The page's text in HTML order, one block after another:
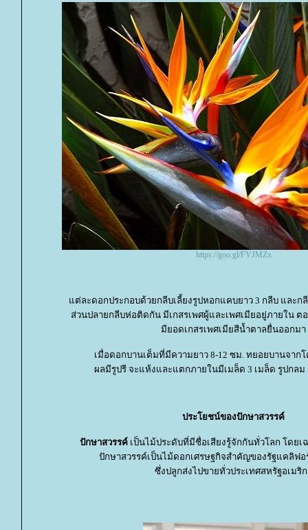
https://goo.gl/FVJMZx
ต่ละดอกประกอบด้วยกลีบเลี้ยงรูปหอกแคบยาว 3 กลีบ และก
ส่วนปลายกลีบห่อติดกัน มีเกสรเพศผู้และเพศเมียอยู่ภายใน ต
มียอดเกสรเพศเมียสีน้ำตาลยื่นออกมา
เมื่อดอกบานเต็มที่มีความยาว 8-12 ซม. ทยอยบานจาก
ผลมีรูปรี จะแห้งและแตกภายในมีเมล็ด 3 เมล็ด รูปกล
ประโยชน์ของปักษาสวรรค์
ปักษาสวรรค์ เป็นไม้ประดับที่มีชื่อเสียงรู้จักกันทั่วโลก โดยเ
ปักษาสวรรค์เป็นไม้ดอกเศรษฐกิจสำคัญของรัฐแคลิฟ
ซึ่งปลูกส่งไปขายทั่วประเทศสหรัฐอเมริ